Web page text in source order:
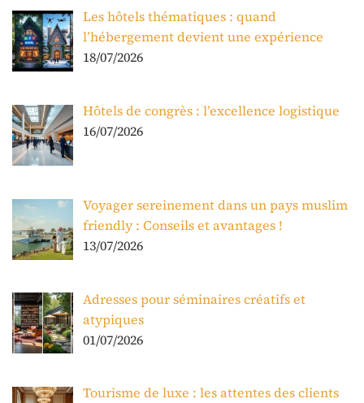
Les hôtels thématiques : quand
l’hébergement devient une expérience
18/07/2026
Hôtels de congrès : l’excellence logistique
16/07/2026
Voyager sereinement dans un pays muslim
friendly : Conseils et avantages !
13/07/2026
Adresses pour séminaires créatifs et
atypiques
01/07/2026
Tourisme de luxe : les attentes des clients